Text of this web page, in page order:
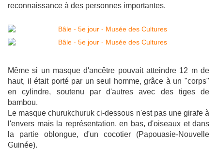
reconnaissance à des personnes importantes.
Même si un masque d'ancêtre pouvait atteindre 12 m de
haut, il était porté par un seul homme, grâce à un "corps"
en cylindre, soutenu par d'autres avec des tiges de
bambou.
Le masque churukchuruk ci-dessous n'est pas une girafe à
l'envers mais la représentation, en bas, d'oiseaux et dans
la partie oblongue, d'un cocotier (Papouasie-Nouvelle
Guinée).